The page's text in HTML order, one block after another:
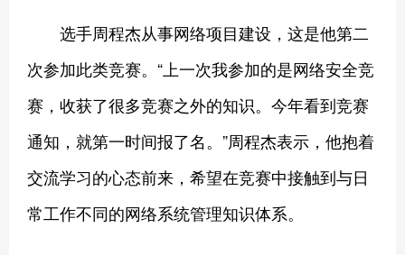
选手周程杰从事网络项目建设，这是他第二
次参加此类竞赛。“上一次我参加的是网络安全竞
赛，收获了很多竞赛之外的知识。今年看到竞赛
通知，就第一时间报了名。”周程杰表示，他抱着
交流学习的心态前来，希望在竞赛中接触到与日
常工作不同的网络系统管理知识体系。